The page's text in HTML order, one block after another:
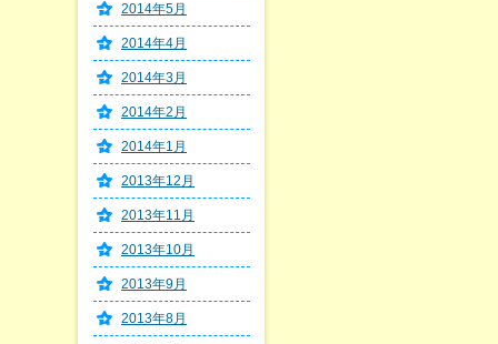
2014年5月
2014年4月
2014年3月
2014年2月
2014年1月
2013年12月
2013年11月
2013年10月
2013年9月
2013年8月